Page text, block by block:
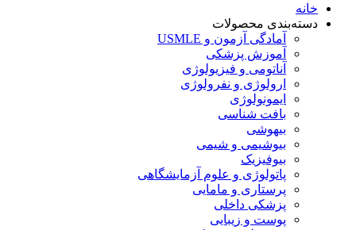
خانه
دسته‌بندی محصولات
آمادگی آزمون و USMLE
آموزش پزشکی
آناتومی و فیزیولوژی
ارولوژی و نفرولوژی
ایمونولوژی
بافت شناسی
بیهوشی
بیوشیمی و شیمی
بیوفیزیک
پاتولوژی و علوم آزمایشگاهی
پرستاری و مامایی
پزشکی داخلی
پوست و زیبایی